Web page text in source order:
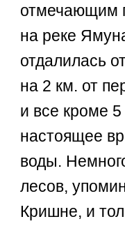
отмечающим
на реке
отдалилась
на 2 км. от
и все кроме 5
настоящее
воды.
лесов,
Кришне, и